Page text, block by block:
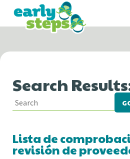
Search
Lista de
revisión de